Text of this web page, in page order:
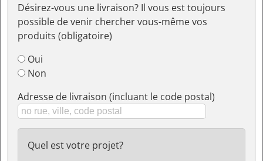
Désirez-vous une livraison? Il vous est toujours
possible de venir chercher vous-même vos
produits (obligatoire)
Oui
Non
Adresse de livraison (incluant le code postal)
Quel est votre projet?